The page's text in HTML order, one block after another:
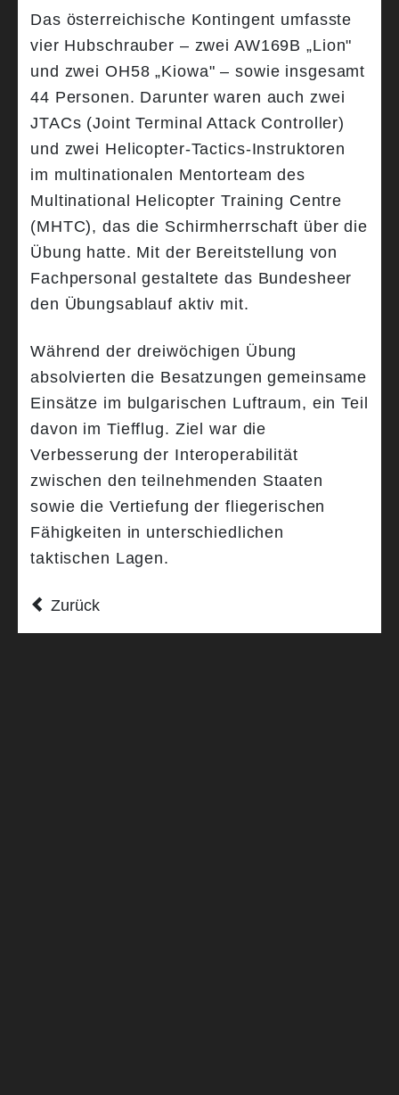
Das österreichische Kontingent umfasste
vier Hubschrauber – zwei AW169B „Lion"
und zwei OH58 „Kiowa" – sowie insgesamt
44 Personen. Darunter waren auch zwei
JTACs (Joint Terminal Attack Controller)
und zwei Helicopter-Tactics-Instruktoren
im multinationalen Mentorteam des
Multinational Helicopter Training Centre
(MHTC), das die Schirmherrschaft über die
Übung hatte. Mit der Bereitstellung von
Fachpersonal gestaltete das Bundesheer
den Übungsablauf aktiv mit.
Während der dreiwöchigen Übung
absolvierten die Besatzungen gemeinsame
Einsätze im bulgarischen Luftraum, ein Teil
davon im Tiefflug. Ziel war die
Verbesserung der Interoperabilität
zwischen den teilnehmenden Staaten
sowie die Vertiefung der fliegerischen
Fähigkeiten in unterschiedlichen
taktischen Lagen.
Zurück